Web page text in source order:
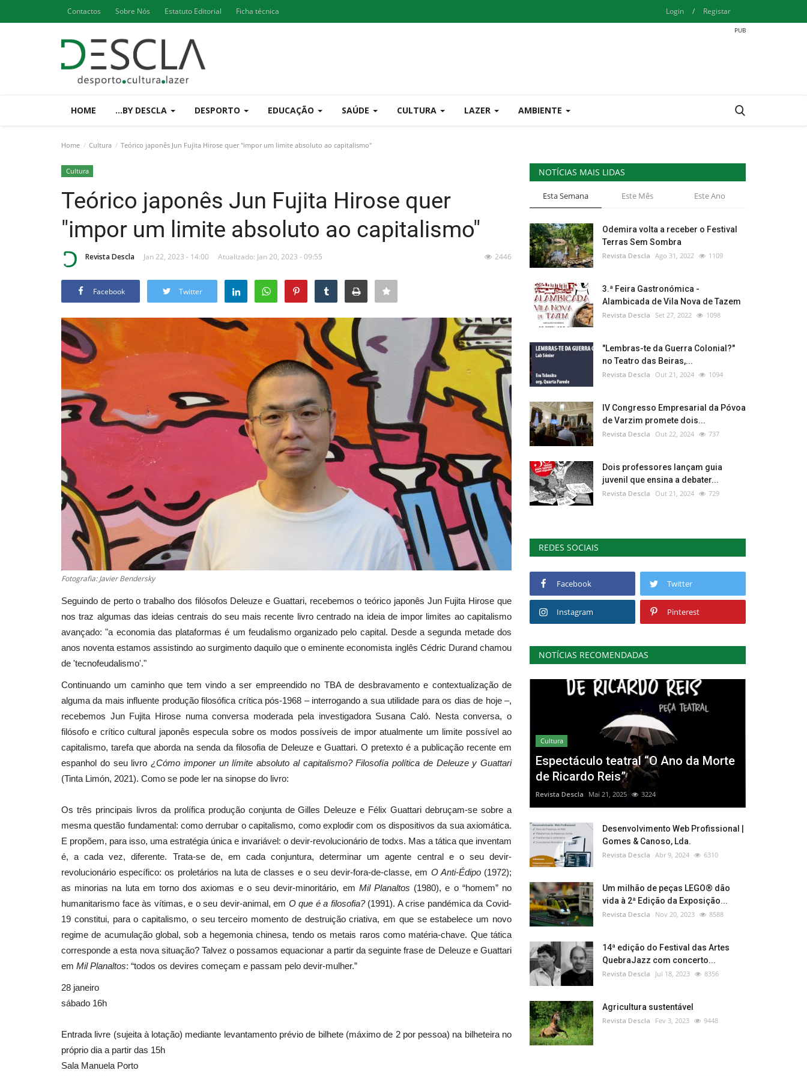
Contactos Sobre Nós Estatuto Editorial Ficha técnica Login / Registar
HOME ...BY DESCLA DESPORTO EDUCAÇÃO SAÚDE CULTURA LAZER AMBIENTE
Home Cultura Teórico japonês Jun Fujita Hirose quer "impor um limite absoluto ao capitalismo"
Cultura
Teórico japonês Jun Fujita Hirose quer
"impor um limite absoluto ao capitalismo"
Revista Descla Jan 22, 2023 - 14:00 Atualizado: Jan 20, 2023 - 09:55 2446
Facebook Twitter
Fotografia: Javier Bendersky
Seguindo de perto o trabalho dos filósofos Deleuze e Guattari, recebemos o teórico japonês Jun Fujita Hirose que
nos traz algumas das ideias centrais do seu mais recente livro centrado na ideia de impor limites ao capitalismo
avançado: "a economia das plataformas é um feudalismo organizado pelo capital. Desde a segunda metade dos
anos noventa estamos assistindo ao surgimento daquilo que o eminente economista inglês Cédric Durand chamou
de 'tecnofeudalismo'."
Continuando um caminho que tem vindo a ser empreendido no TBA de desbravamento e contextualização de
alguma da mais influente produção filosófica crítica pós-1968 – interrogando a sua utilidade para os dias de hoje –,
recebemos Jun Fujita Hirose numa conversa moderada pela investigadora Susana Caló. Nesta conversa, o
filósofo e crítico cultural japonês especula sobre os modos possíveis de impor atualmente um limite possível ao
capitalismo, tarefa que aborda na senda da filosofia de Deleuze e Guattari. O pretexto é a publicação recente em
espanhol do seu livro ¿Cómo imponer un límite absoluto al capitalismo? Filosofía política de Deleuze y Guattari
(Tinta Limón, 2021). Como se pode ler na sinopse do livro:
Os três principais livros da prolífica produção conjunta de Gilles Deleuze e Félix Guattari debruçam-se sobre a
mesma questão fundamental: como derrubar o capitalismo, como explodir com os dispositivos da sua axiomática.
E propõem, para isso, uma estratégia única e invariável: o devir-revolucionário de todxs. Mas a tática que inventam
é, a cada vez, diferente. Trata-se de, em cada conjuntura, determinar um agente central e o seu devir-
revolucionário específico: os proletários na luta de classes e o seu devir-fora-de-classe, em O Anti-Édipo(1972);
as minorias na luta em torno dos axiomas e o seu devir-minoritário, em Mil Planaltos (1980), e o “homem” no
humanitarismo face às vítimas, e o seu devir-animal, em O que é a filosofia?(1991). A crise pandémica da Covid-
19 constitui, para o capitalismo, o seu terceiro momento de destruição criativa, em que se estabelece um novo
regime de acumulação global, sob a hegemonia chinesa, tendo os metais raros como matéria-chave. Que tática
corresponde a esta nova situação? Talvez o possamos equacionar a partir da seguinte frase de Deleuze e Guattari
em Mil Planaltos: “todos os devires começam e passam pelo devir-mulher.”
28 janeiro
sábado 16h
Entrada livre (sujeita à lotação) mediante levantamento prévio de bilhete (máximo de 2 por pessoa) na bilheteira no
próprio dia a partir das 15h
Sala Manuela Porto
NOTÍCIAS MAIS LIDAS
Esta Semana Este Mês Este Ano
Odemira volta a receber o Festival
Terras Sem Sombra
Revista Descla Ago 31, 2022 1109
3.ª Feira Gastronómica -
Alambicada de Vila Nova de Tazem
Revista Descla Set 27, 2022 1098
"Lembras-te da Guerra Colonial?"
no Teatro das Beiras,...
Revista Descla Out 21, 2024 1094
IV Congresso Empresarial da Póvoa
de Varzim promete dois...
Revista Descla Out 22, 2024 737
Dois professores lançam guia
juvenil que ensina a debater...
Revista Descla Out 21, 2024 729
REDES SOCIAIS
Facebook Twitter
Instagram Pinterest
NOTÍCIAS RECOMENDADAS
Cultura
Espectáculo teatral “O Ano da Morte
de Ricardo Reis”
Revista Descla Mai 21, 2025 3224
Desenvolvimento Web Profissional |
Gomes & Canoso, Lda.
Revista Descla Abr 9, 2024 6310
Um milhão de peças LEGO® dão
vida à 2ª Edição da Exposição...
Revista Descla Nov 20, 2023 8588
14ª edição do Festival das Artes
QuebraJazz com concerto...
Revista Descla Jul 18, 2023 8356
Agricultura sustentável
Revista Descla Fev 3, 2023 9448